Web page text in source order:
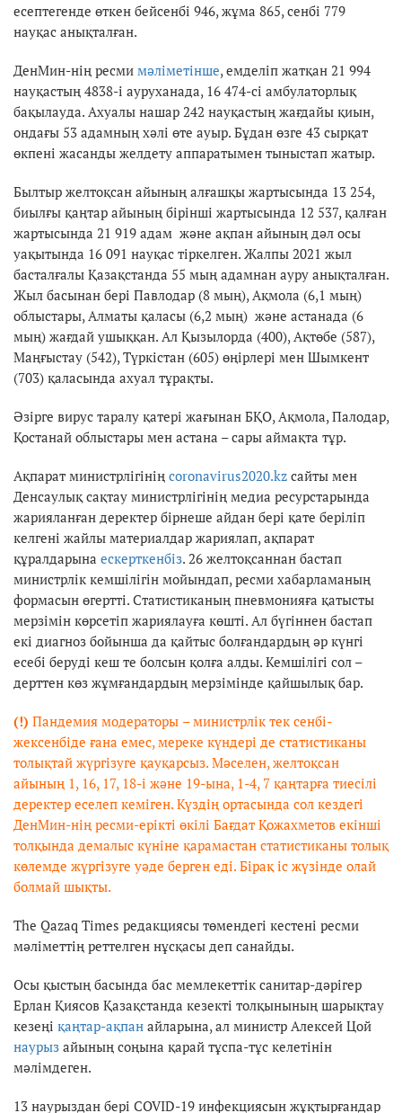
есептегенде өткен бейсенбі 946, жұма 865, сенбі 779
науқас анықталған.
ДенМин-нің ресми мәліметінше, емделіп жатқан 21 994
науқастың 4838-і ауруханада, 16 474-сі амбулаторлық
бақылауда. Ахуалы нашар 242 науқастың жағдайы қиын,
ондағы 53 адамның хәлі өте ауыр. Бұдан өзге 43 сырқат
өкпені жасанды желдету аппаратымен тыныстап жатыр.
Былтыр желтоқсан айының алғашқы жартысында 13 254,
биылғы қаңтар айының бірінші жартысында 12 537, қалған
жартысында 21 919 адам және ақпан айының дәл осы
уақытында 16 091 науқас тіркелген. Жалпы 2021 жыл
басталғалы Қазақстанда 55 мың адамнан ауру анықталған.
Жыл басынан бері Павлодар (8 мың), Ақмола (6,1 мың)
облыстары, Алматы қаласы (6,2 мың) және астанада (6
мың) жағдай ушыққан. Ал Қызылорда (400), Ақтөбе (587),
Маңғыстау (542), Түркістан (605) өңірлері мен Шымкент
(703) қаласында ахуал тұрақты.
Әзірге вирус таралу қатері жағынан БҚО, Ақмола, Палодар,
Қостанай облыстары мен астана – сары аймақта тұр.
Ақпарат министрлігінің coronavirus2020.kz сайты мен
Денсаулық сақтау министрлігінің медиа ресурстарында
жарияланған деректер бірнеше айдан бері қате беріліп
келгені жайлы материалдар жариялап, ақпарат
құралдарына ескерткенбіз. 26 желтоқсаннан бастап
министрлік кемшілігін мойындап, ресми хабарламаның
формасын өгертті. Статистиканың пневмонияға қатысты
мерзімін көрсетіп жариялауға көшті. Ал бүгіннен бастап
екі диагноз бойынша да қайтыс болғандардың әр күнгі
есебі беруді кеш те болсын қолға алды. Кемшілігі сол –
дерттен көз жұмғандардың мерзімінде қайшылық бар.
(!) Пандемия модераторы –министрлік тек сенбі-
жексенбіде ғана емес, мереке күндері де статистиканы
толықтай жүргізуге қауқарсыз. Мәселен, желтоқсан
айының 1, 16, 17, 18-і және 19-ына, 1-4, 7 қаңтарға тиесілі
деректер еселеп кеміген. Күздің ортасында сол кездегі
ДенМин-нің ресми-ерікті өкілі Бағдат Қожахметов екінші
толқында демалыс күніне қарамастан статистиканы толық
көлемде жүргізуге уәде берген еді. Бірақ іс жүзінде олай
болмай шықты.
The Qazaq Times редакциясы төмендегі кестені ресми
мәліметтің реттелген нұсқасы деп санайды.
Осы қыстың басында бас мемлекеттік санитар-дәрігер
Ерлан Қиясов Қазақстанда кезекті толқынының шарықтау
кезеңі қаңтар-ақпан айларына, ал министр Алексей Цой
наурыз айының соңына қарай тұспа-тұс келетінін
мәлімдеген.
13 наурыздан бері COVID-19 инфекциясын жұқтырғандар